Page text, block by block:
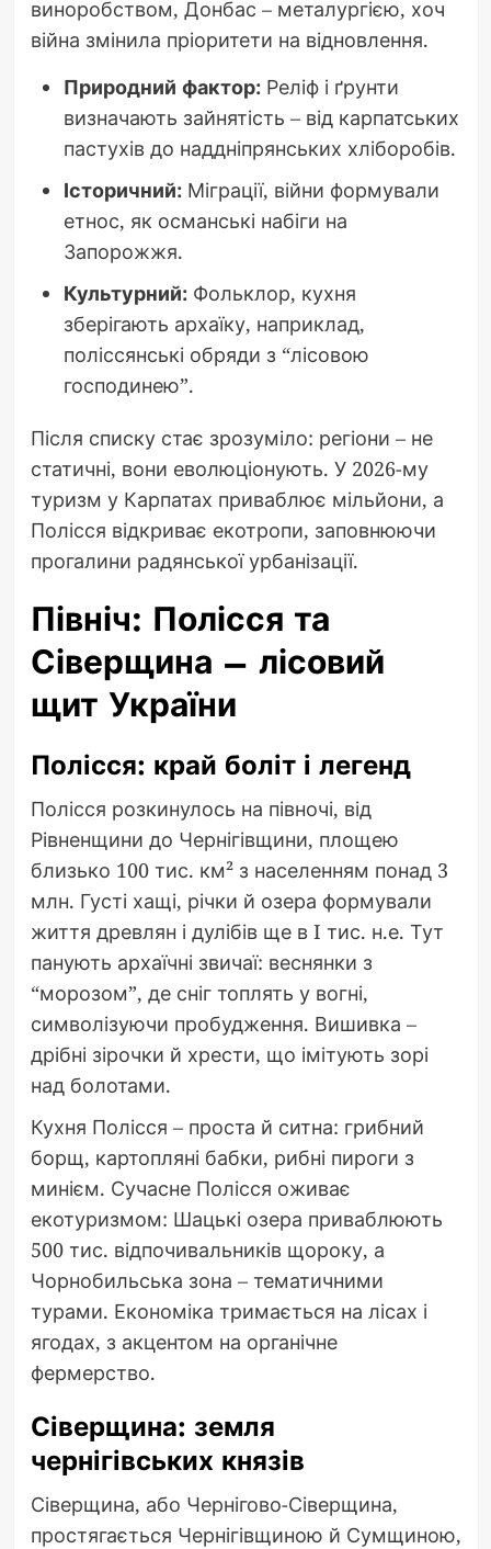
виноробством, Донбас – металургією, хоч
війна змінила пріоритети на відновлення.
Природний фактор:Реліф і ґрунти
визначають зайнятість – від карпатських
пастухів до наддніпрянських хліборобів.
Історичний:Міграції, війни формували
етнос, як османські набіги на
Запорожжя.
Культурний:Фольклор, кухня
зберігають архаїку, наприклад,
поліссянські обряди з “лісовою
господинею”.
Після списку стає зрозуміло: регіони – не
статичні, вони еволюціонують. У 2026-му
туризм у Карпатах приваблює мільйони, а
Полісся відкриває екотропи, заповнюючи
прогалини радянської урбанізації.
Північ: Полісся та
Сіверщина – лісовий
щит України
Полісся: край боліт і легенд
Полісся розкинулось на півночі, від
Рівненщини до Чернігівщини, площею
близько 100 тис. км² з населенням понад 3
млн. Густі хащі, річки й озера формували
життя древлян і дулібів ще в I тис. н.е. Тут
панують архаїчні звичаї: веснянки з
“морозом”, де сніг топлять у вогні,
символізуючи пробудження. Вишивка –
дрібні зірочки й хрести, що імітують зорі
над болотами.
Кухня Полісся – проста й ситна: грибний
борщ, картопляні бабки, рибні пироги з
минієм. Сучасне Полісся оживає
екотуризмом: Шацькі озера приваблюють
500 тис. відпочивальників щороку, а
Чорнобильська зона – тематичними
турами. Економіка тримається на лісах і
ягодах, з акцентом на органічне
фермерство.
Сіверщина: земля
чернігівських князів
Сіверщина, або Чернігово-Сіверщина,
простягається Чернігівщиною й Сумщиною,